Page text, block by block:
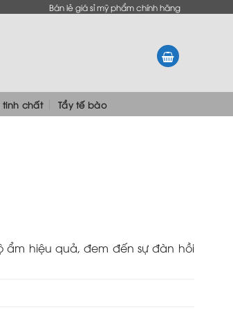
Bán lẻ giá sỉ mỹ phẩm chính hãng
tinh chất Tẩy tế bào
hiệu quả, đem đến sự đàn hồi